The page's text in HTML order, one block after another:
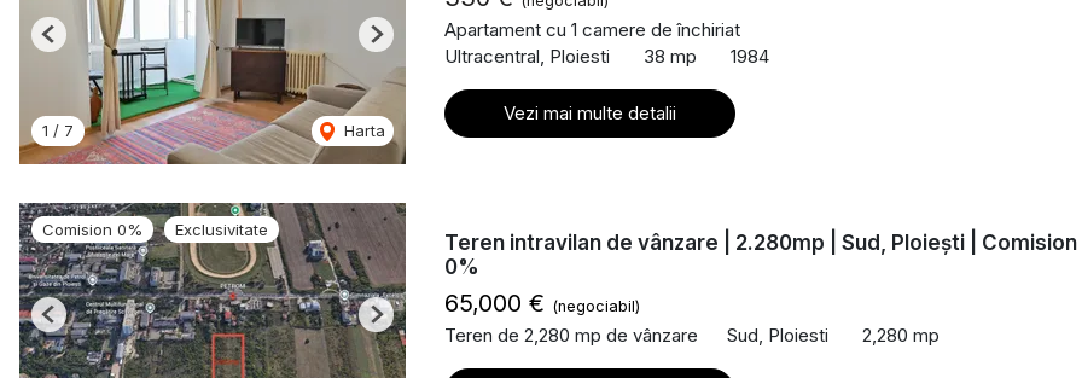
1 / 7 Harta
Previous Next
Apartament cu 1 camere de închiriat
Ultracentral, Ploiesti
38 mp 1984
Vezi mai multe detalii
Comision 0% Exclusivitate
Previous Next
Teren intravilan de vânzare | 2.280mp | Sud, Ploiești | Comision
0%
65,000 € (negociabil)
Teren de 2,280 mp de vânzare Sud, Ploiesti 2,280 mp